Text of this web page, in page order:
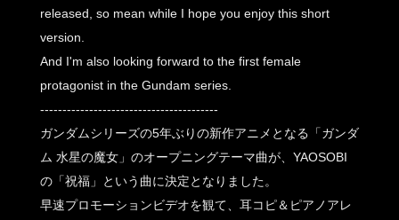
released, so mean while I hope you enjoy this short
version.
And I'm also looking forward to the first female
protagonist in the Gundam series.
----------------------------------------
ガンダムシリーズの5年ぶりの新作アニメとなる「ガンダ
ム 水星の魔女」のオープニングテーマ曲が、YAOSOBI
の「祝福」という曲に決定となりました。
早速プロモーションビデオを観て、耳コピ＆ピアノアレ